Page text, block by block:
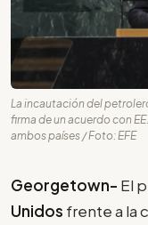
La incautación del
firma de un acuerdo con
ambos países / Foto: EFE
Georgetown- El
Unidos frente a la